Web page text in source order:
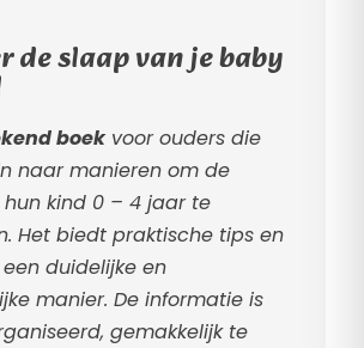
de slaap van je baby
boekvoor ouders die
naar manieren om de
kind 0 – 4 jaar te
Het biedt praktische tips en
duidelijke en
manier. De informatie is
gemakkelijk te